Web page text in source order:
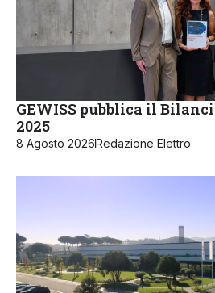
GEWISS pubblica il
2025
8 Agosto 2026Redazione Elettro